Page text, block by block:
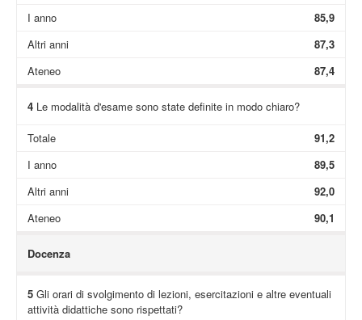
I anno
85,9
Altri anni
87,3
Ateneo
87,4
4Le modalità d'esame sono state definite in modo chiaro?
Totale
91,2
I anno
89,5
Altri anni
92,0
Ateneo
90,1
Docenza
5Gli orari di svolgimento di lezioni, esercitazioni e altre eventuali
attività didattiche sono rispettati?